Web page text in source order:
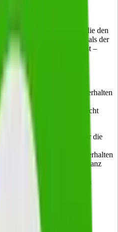
Erhalt innerhalb des
im Rahmen des
Tatsachen vortragen, die den
anderer Geschehensablauf als der
nach Aufgabe zur Post –
BFH, Beschluss vom
NV 2011, S. 1110).
des A, die
Osterfeiertage verspätet erhalten
Zweifel an der
die pauschale Aussage nicht
darauf hin, dass er die
von Verzögerungen in der
Ablauf von drei Tagen erhalten
aber in der Revisionsinstanz
BFH an die in dem
Feststellungen
Steuerpflichtigen unter der